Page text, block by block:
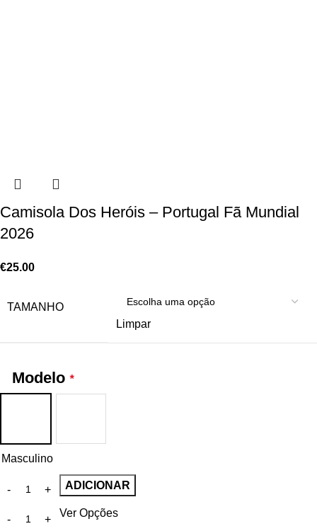
Camisola Dos Heróis – Portugal Fã Mundial
2026
€25.00
TAMANHO
Limpar
Modelo *
Masculino
ADICIONAR
Ver Opções